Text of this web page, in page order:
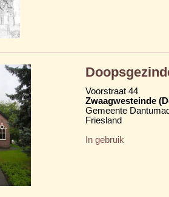
Voorstraat 44
Zwaagwesteinde
Gemeente
Friesland
In gebruik